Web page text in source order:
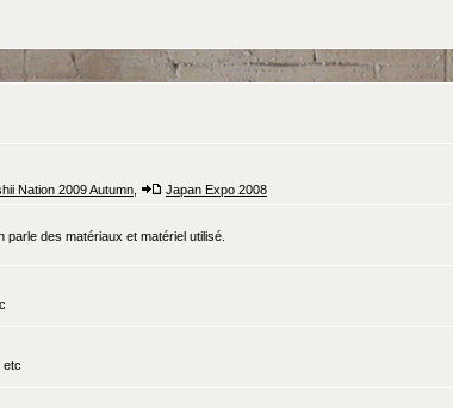
Nation 2009 Autumn Japan Expo 2008
des matériaux et matériel utilisé.
etc